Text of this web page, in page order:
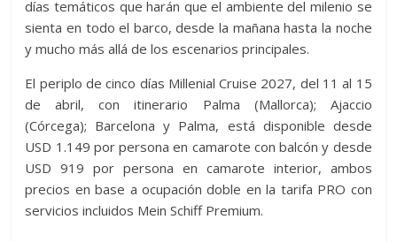
días temáticos que harán que el ambiente del milenio se
sienta en todo el barco, desde la mañana hasta la noche
y mucho más allá de los escenarios principales.
El periplo de cinco días Millenial Cruise 2027, del 11 al 15
de abril, con itinerario Palma (Mallorca); Ajaccio
(Córcega); Barcelona y Palma, está disponible desde
USD 1.149 por persona en camarote con balcón y desde
USD 919 por persona en camarote interior, ambos
precios en base a ocupación doble en la tarifa PRO con
servicios incluidos Mein Schiff Premium.